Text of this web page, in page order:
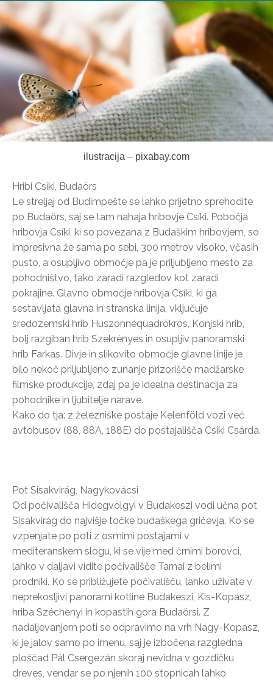
ilustracija – pixabay.com
Hribi Csíki, Budaörs
Le streljaj od Budimpešte se lahko prijetno sprehodite
po Budaörs, saj se tam nahaja hribovje Csíki. Pobočja
hribovja Csíki, ki so povezana z Budaškim hribovjem, so
impresivna že sama po sebi, 300 metrov visoko, včasih
pusto, a osupljivo območje pa je priljubljeno mesto za
pohodništvo, tako zaradi razgledov kot zaradi
pokrajine. Glavno območje hribovja Csíki, ki ga
sestavljata glavna in stranska linija, vključuje
sredozemski hrib Huszonnéquadrökrös, Konjski hrib,
bolj razgiban hrib Szekrényes in osupljiv panoramski
hrib Farkas. Divje in slikovito območje glavne linije je
bilo nekoč priljubljeno zunanje prizorišče madžarske
filmske produkcije, zdaj pa je idealna destinacija za
pohodnike in ljubitelje narave.
Kako do tja: z železniške postaje Kelenföld vozi več
avtobusov (88, 88A, 188E) do postajališča Csiki Csárda.
Pot Sisakvirág, Nagykovácsi
Od počivališča Hidegvölgyi v Budakeszi vodi učna pot
Sisakvirág do najvišje točke budaškega gričevja. Ko se
vzpenjate po poti z osmimi postajami v
mediteranskem slogu, ki se vije med črnimi borovci,
lahko v daljavi vidite počivališče Tarnai z belimi
prodniki. Ko se približujete počivališču, lahko uživate v
neprekosljivi panorami kotline Budakeszi, Kis-Kopasz,
hriba Széchenyi in kopastih gora Budaörsi. Z
nadaljevanjem poti se odpravimo na vrh Nagy-Kopasz,
ki je jalov samo po imenu, saj je izbočena razgledna
ploščad Pál Csergezán skoraj nevidna v gozdičku
dreves, vendar se po njenih 100 stopnicah lahko